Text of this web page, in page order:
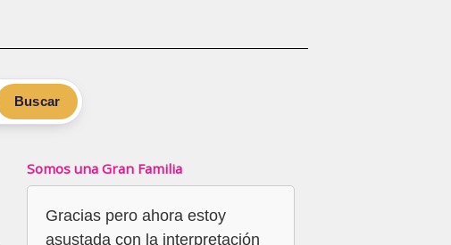
Buscar
Somos una Gran Familia
Gracias pero ahora estoy
asustada con la interpretación